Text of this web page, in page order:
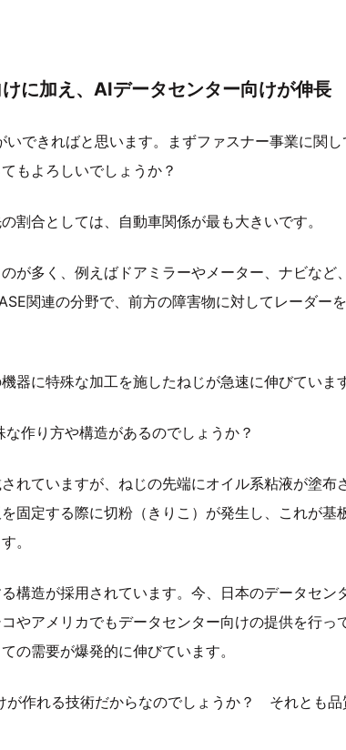
に加え、AIデータセンター向けが伸長
できればと思います。まずファスナー事業に関
もよろしいでしょうか？
割合としては、自動車関係が最も大きいです。
が多く、例えばドアミラーやメーター、ナビなど
関連の分野で、前方の障害物に対してレーダー
器に特殊な加工を施したねじが急速に伸びています
作り方や構造があるのでしょうか？
れていますが、ねじの先端にオイル系粘液が塗布
固定する際に切粉（きりこ）が発生し、これが基
。
構造が採用されています。今、日本のデータセン
やアメリカでもデータセンター向けの提供を行っ
の需要が爆発的に伸びています。
が作れる技術だからなのでしょうか？ それとも品